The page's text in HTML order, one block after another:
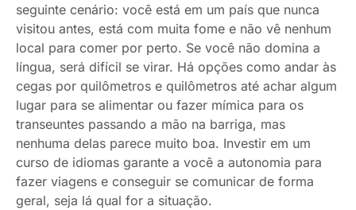
seguinte cenário: você está em um país que nunca
visitou antes, está com muita fome e não vê nenhum
local para comer por perto. Se você não domina a
língua, será difícil se virar. Há opções como andar às
cegas por quilômetros e quilômetros até achar algum
lugar para se alimentar ou fazer mímica para os
transeuntes passando a mão na barriga, mas
nenhuma delas parece muito boa. Investir em um
curso de idiomas garante a você a autonomia para
fazer viagens e conseguir se comunicar de forma
geral, seja lá qual for a situação.